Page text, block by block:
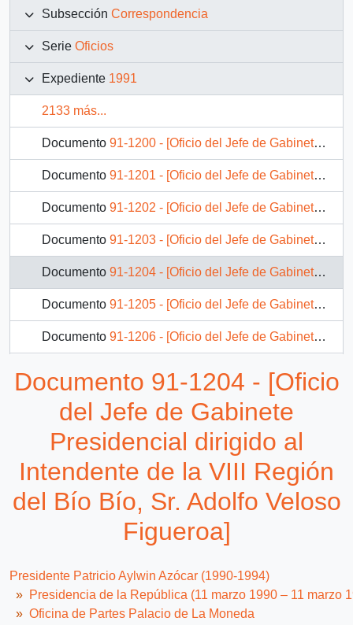
Subsección Correspondencia
Serie Oficios
Expediente 1991
2133 más...
Documento 91-1200 - [Oficio del Jefe de Gabinete Presidencial dirigido al Gobernador Provincial de Choapa]
Documento 91-1201 - [Oficio del Jefe de Gabinete Presidencial dirigido al Intendente de la VII Región del Maule]
Documento 91-1202 - [Oficio del Jefe de Gabinete Presidencial dirigido al Intendente de la V Región de Valparaíso]
Documento 91-1203 - [Oficio del Jefe de Gabinete Presidencial dirigido al Intendente de la IX Región de la Araucanía, Sr. Fernando Chuecas]
Documento 91-1204 - [Oficio del Jefe de Gabinete Presidencial dirigido al Intendente de la VIII Región del Bío Bío, Sr. Adolfo Veloso Figueroa]
Documento 91-1205 - [Oficio del Jefe de Gabinete Presidencial dirigido al Intendente de la III Región de Atacama, Sr. Raúl Barrionuevo]
Documento 91-1206 - [Oficio del Jefe de Gabinete Presidencial dirigido al Intendente de la X Región de Los Lagos, Sr. Rabindranath Quinteros]
91-1207 - [Oficio del Jefe de Gabinete Presidencial dirigido a la Subsecretaria de Justicia, Sra. Martita Wonrner Tapia]
Documento 91-1209 - [Oficio del Jefe de Gabinete Presidencial dirigido al Presidente del Banco del Estado de Chile]
282 más...
Documento 91-1204 - [Oficio
del Jefe de Gabinete
Presidencial dirigido al
Intendente de la VIII Región
del Bío Bío, Sr. Adolfo Veloso
Figueroa]
Presidente Patricio Aylwin Azócar (1990-1994)
Presidencia de la República (11 marzo 1990 – 11 marzo
Oficina de Partes Palacio de La Moneda